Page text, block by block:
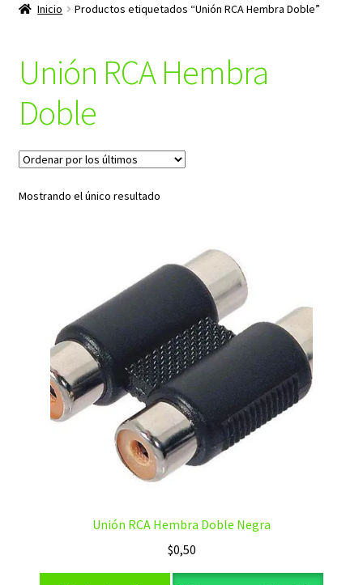
hijo
productos
Inicio Productos etiquetados “Unión RCA Hembra Doble”
Unión RCA Hembra
Doble
Mostrando el único resultado
Unión RCA Hembra Doble Negra
$0,50